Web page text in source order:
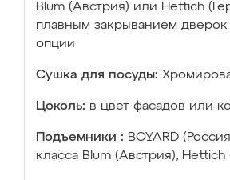
Blum (Австрия) или Hettich
плавным закрыванием дверок
опции
Сушка для посуды:
Цоколь: в цвет фасадов или
Подъемники : BOYARD
класса Blum (Австрия), Hettich